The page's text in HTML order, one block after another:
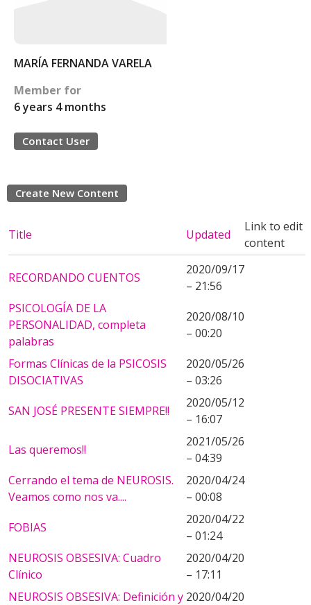
MARÍA FERNANDA VARELA
Member for
6 years 4 months
Contact User
Create New Content
Title Updated
Link to edit
content
RECORDANDO CUENTOS
2020/09/17
– 21:56
PSICOLOGÍA DE LA
PERSONALIDAD, completa
palabras
2020/08/10
– 00:20
Formas Clínicas de la PSICOSIS
DISOCIATIVAS
2020/05/26
– 03:26
SAN JOSÉ PRESENTE SIEMPRE!!
2020/05/12
– 16:07
Las queremos!!
2021/05/26
– 04:39
Cerrando el tema de NEUROSIS.
Veamos como nos va....
2020/04/24
– 00:08
FOBIAS
2020/04/22
– 01:24
NEUROSIS OBSESIVA: Cuadro
Clínico
2020/04/20
– 17:11
NEUROSIS OBSESIVA: Definición y 2020/04/20